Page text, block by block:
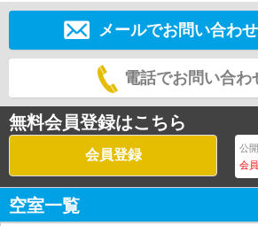
メールでお問い合わ
電話でお問い合わ
無料会員登録はこちら
会員登録 公
会
空室一覧